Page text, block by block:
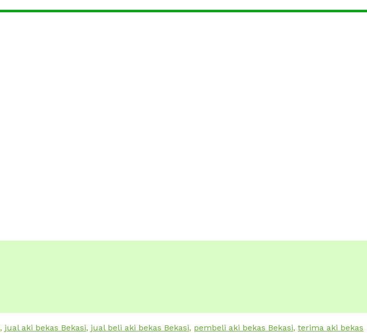
, jual aki bekas Bekasi, jual beli aki bekas Bekasi, pembeli aki bekas Bekasi, terima aki bekas